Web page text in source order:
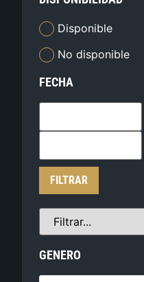
Disponible
No disponible
FECHA
FILTRAR
GENERO